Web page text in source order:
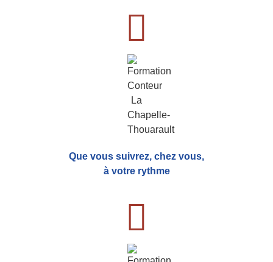
Que vous suivrez, chez vous,
à votre rythme